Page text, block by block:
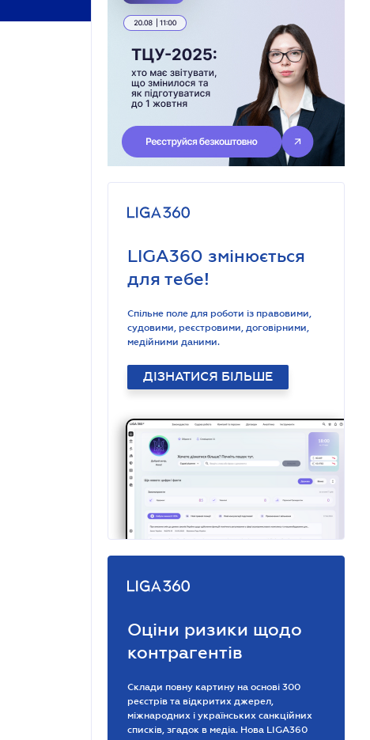
LIGA360 змінюється
для тебе!
Спільне поле для роботи із правовими,
судовими, реєстровими, договірними,
медійними даними.
ДІЗНАТИСЯ БІЛЬШЕ
Оціни ризики щодо
контрагентів
Склади повну картину на основі 300
реєстрів та відкритих джерел,
міжнародних і українських санкційних
списків, згадок в медіа. Нова LIGA360